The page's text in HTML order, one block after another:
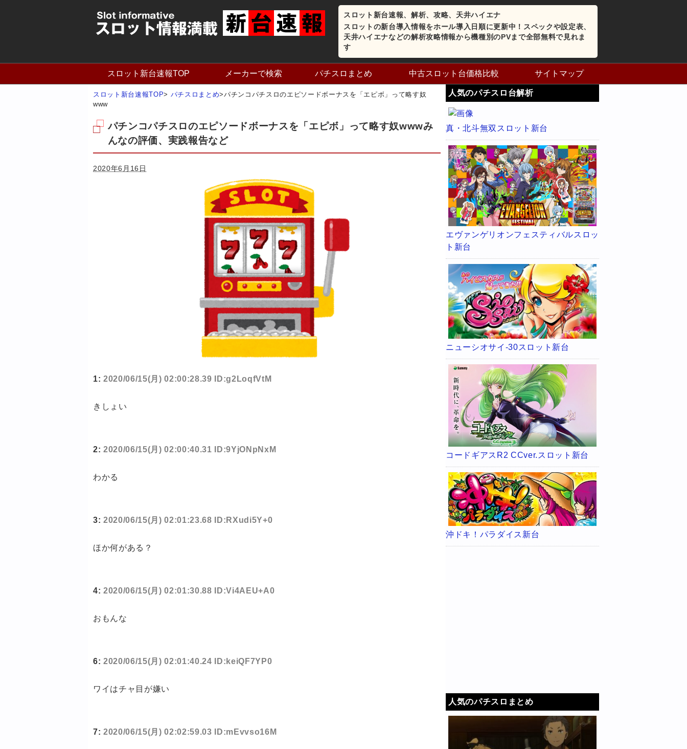
スロット新台速報、解析、攻略、天井ハイエナ
スロットの新台導入情報をホール導入日順に更新中！スペックや設定表、
天井ハイエナなどの解析攻略情報から機種別のPVまで全部無料で見れま
す
スロット新台速報TOP メーカーで検索 パチスロまとめ 中古スロット台価格比較 サイトマップ
スロット新台速報TOP> パチスロまとめ>パチンコパチスロのエピソードボーナスを「エピボ」って略す奴
www
パチンコパチスロのエピソードボーナスを「エピボ」って略す奴wwwみ
んなの評価、実践報告など
2020年6月16日
1: 2020/06/15(月) 02:00:28.39 ID:g2LoqfVtM
きしょい
2: 2020/06/15(月) 02:00:40.31 ID:9YjONpNxM
わかる
3: 2020/06/15(月) 02:01:23.68 ID:RXudi5Y+0
ほか何がある？
4: 2020/06/15(月) 02:01:30.88 ID:Vi4AEU+A0
おもんな
6: 2020/06/15(月) 02:01:40.24 ID:keiQF7YP0
ワイはチャ目が嫌い
7: 2020/06/15(月) 02:02:59.03 ID:mEvvso16M
人気のパチスロ台解析
真・北斗無双スロット新台
エヴァンゲリオンフェスティバルスロッ
ト新台
ニューシオサイ-30スロット新台
コードギアスR2 CCver.スロット新台
沖ドキ！パラダイス新台
人気のパチスロまとめ